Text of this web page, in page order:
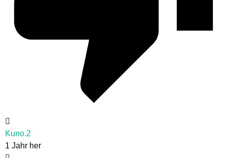
Kuno.2
1 Jahr her